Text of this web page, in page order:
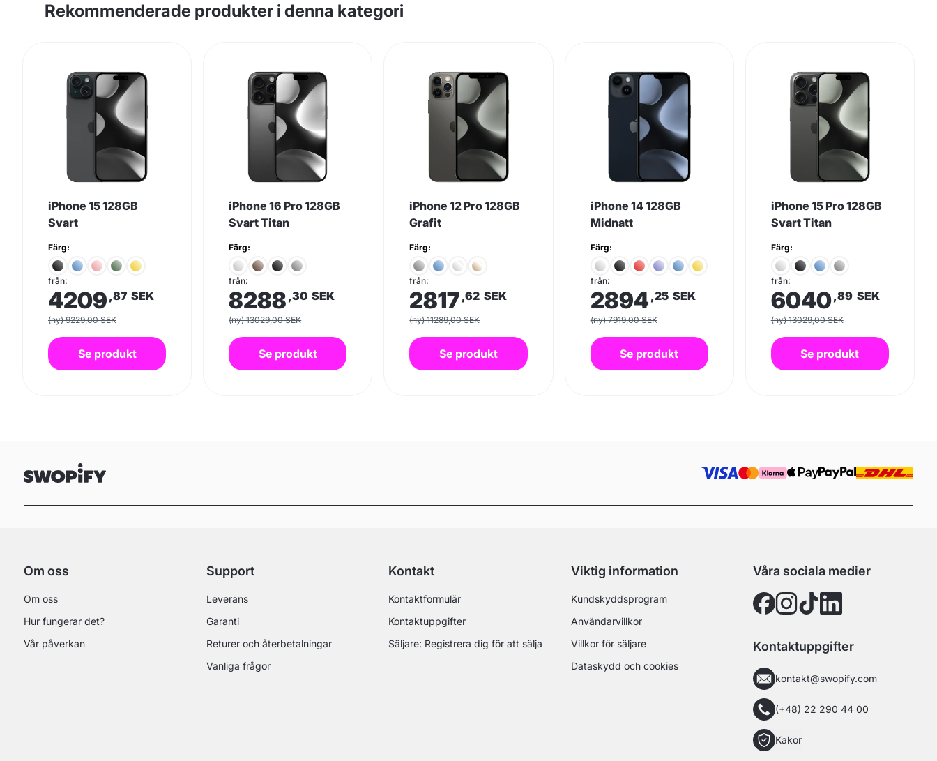
Rekommenderade produkter i denna kategori
iPhone 15 128GB
Svart
Färg:
från:
4209 ,87 SEK
(ny) 9229,00 SEK
Se produkt
iPhone 16 Pro 128GB
Svart Titan
Färg:
från:
8288 ,30 SEK
(ny) 13029,00 SEK
Se produkt
iPhone 12 Pro 128GB
Grafit
Färg:
från:
2817 ,62 SEK
(ny) 11289,00 SEK
Se produkt
iPhone 14 128GB
Midnatt
Färg:
från:
2894 ,25 SEK
(ny) 7919,00 SEK
Se produkt
iPhone 15 Pro 128GB
Svart Titan
Färg:
från:
6040,89 SEK
(ny) 13029,00 SEK
Se produkt
Om oss
Om oss
Hur fungerar det?
Vår påverkan
Support
Leverans
Garanti
Returer och återbetalningar
Vanliga frågor
Kontakt
Kontaktformulär
Kontaktuppgifter
Säljare: Registrera dig för att sälja
Viktig information
Kundskyddsprogram
Användarvillkor
Villkor för säljare
Dataskydd och cookies
Våra sociala medier
Kontaktuppgifter
kontakt@swopify.com
(+48) 22 290 44 00
Kakor